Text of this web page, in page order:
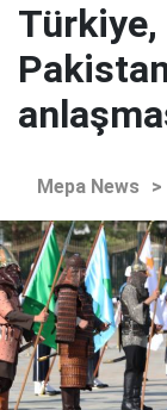
Mepa News >